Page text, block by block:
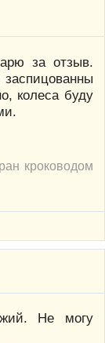
за отзыв.
колеса буду
кроководом
Не могу